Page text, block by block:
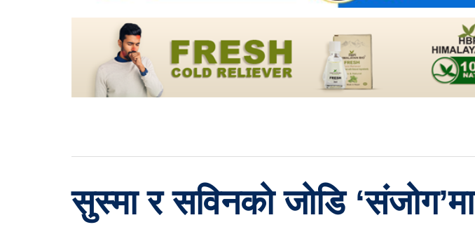
सुस्मा र सविनको जोडि ‘संजोग’मा